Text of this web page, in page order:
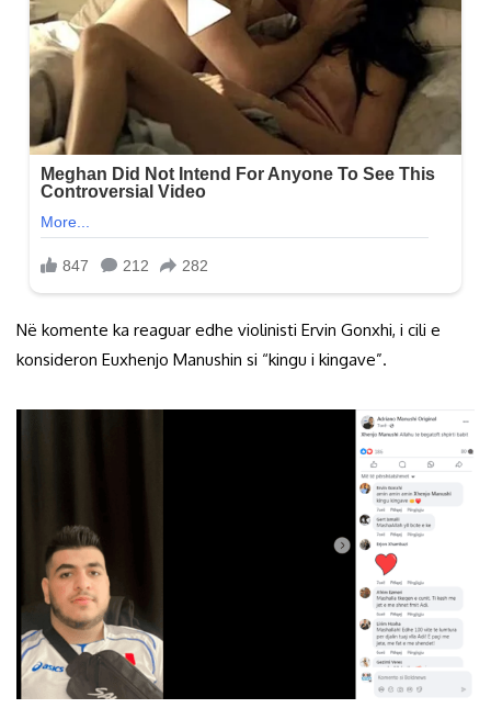
Në komente ka reaguar edhe violinisti Ervin Gonxhi, i cili e
konsideron Euxhenjo Manushin si “kingu i kingave”.